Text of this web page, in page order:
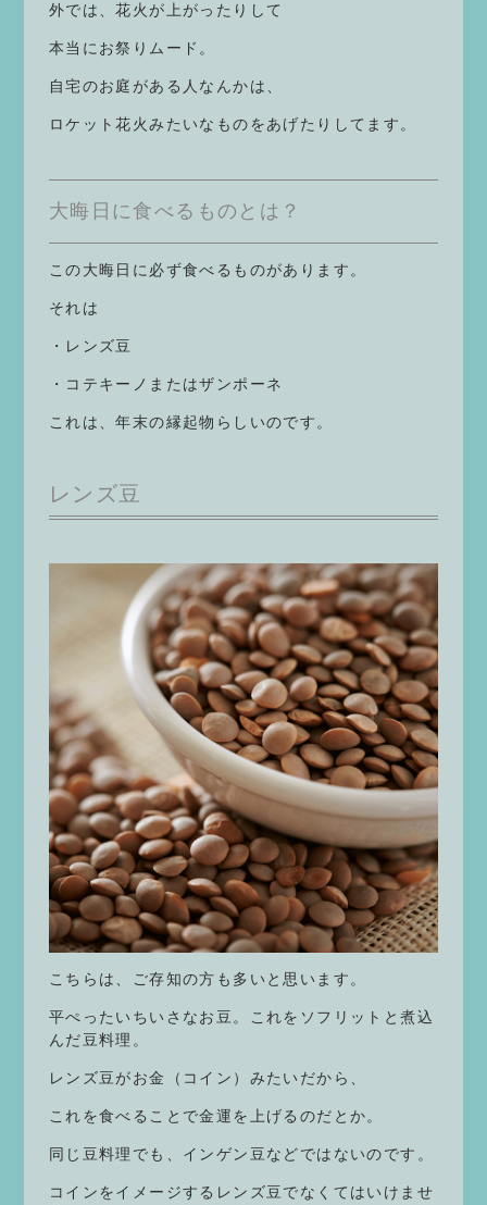
外では、花火が上がったりして
本当にお祭りムード。
自宅のお庭がある人なんかは、
ロケット花火みたいなものをあげたりしてます。
大晦日に食べるものとは？
この大晦日に必ず食べるものがあります。
それは
・レンズ豆
・コテキーノまたはザンポーネ
これは、年末の縁起物らしいのです。
レンズ豆
こちらは、ご存知の方も多いと思います。
平ぺったいちいさなお豆。これをソフリットと煮込
んだ豆料理。
レンズ豆がお金（コイン）みたいだから、
これを食べることで金運を上げるのだとか。
同じ豆料理でも、インゲン豆などではないのです。
コインをイメージするレンズ豆でなくてはいけませ